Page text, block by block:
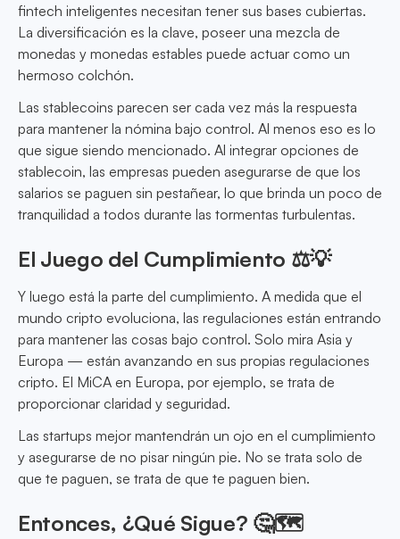
fintech inteligentes necesitan tener sus bases cubiertas.
La diversificación es la clave, poseer una mezcla de
monedas y monedas estables puede actuar como un
hermoso colchón.
Las stablecoins parecen ser cada vez más la respuesta
para mantener la nómina bajo control. Al menos eso es lo
que sigue siendo mencionado. Al integrar opciones de
stablecoin, las empresas pueden asegurarse de que los
salarios se paguen sin pestañear, lo que brinda un poco de
tranquilidad a todos durante las tormentas turbulentas.
El Juego del Cumplimiento ⚖️💡
Y luego está la parte del cumplimiento. A medida que el
mundo cripto evoluciona, las regulaciones están entrando
para mantener las cosas bajo control. Solo mira Asia y
Europa — están avanzando en sus propias regulaciones
cripto. El MiCA en Europa, por ejemplo, se trata de
proporcionar claridad y seguridad.
Las startups mejor mantendrán un ojo en el cumplimiento
y asegurarse de no pisar ningún pie. No se trata solo de
que te paguen, se trata de que te paguen bien.
Entonces, ¿Qué Sigue? 🤔🗺️